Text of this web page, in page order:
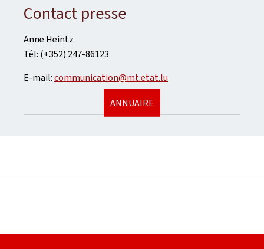
Contact presse
Anne Heintz
Tél: (+352) 247-86123
E-mail:communication@mt.etat.lu
ANNUAIRE